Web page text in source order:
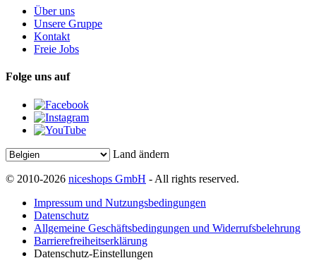
Über uns
Unsere Gruppe
Kontakt
Freie Jobs
Folge uns auf
Land ändern
© 2010-2026 niceshops GmbH - All rights reserved.
Impressum und Nutzungsbedingungen
Datenschutz
Allgemeine Geschäftsbedingungen und Widerrufsbelehrung
Barrierefreiheitserklärung
Datenschutz-Einstellungen